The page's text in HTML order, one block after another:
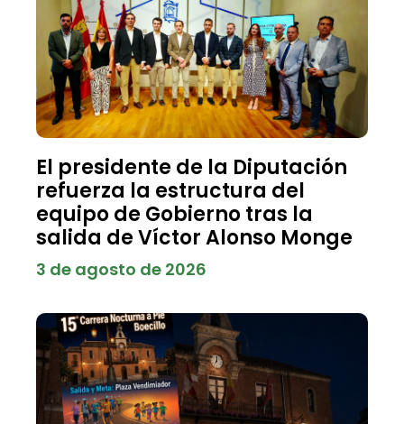
El presidente de la Diputación
refuerza la estructura del
equipo de Gobierno tras la
salida de Víctor Alonso Monge
3 de agosto de 2026